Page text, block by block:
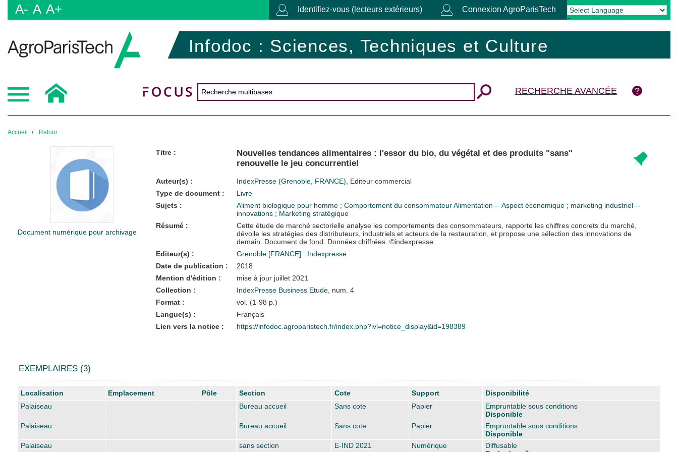
A- A A+ Identifiez-vous (lecteurs extérieurs) Connexion AgroParisTech
Powered by Translate
Infodoc : Sciences, Techniques et Culture
RECHERCHE AVANCÉE
Accueil Retour
Document numérique pour archivage
Titre :
Nouvelles tendances alimentaires : l'essor du bio, du végétal et des produits "sans"
renouvelle le jeu concurrentiel
Auteur(s) : IndexPresse (Grenoble, FRANCE) , Editeur commercial
Type de document :
Livre
Sujets :
Aliment biologique pour homme ; Comportement du consommateurAlimentation -- Aspect économique ; marketing industriel --
innovations ; Marketing stratégique
Résumé :
Cette étude de marché sectorielle analyse les comportements des consommateurs, rapporte les chiffres concrets du marché,
dévoile les stratégies des distributeurs, industriels et acteurs de la restauration, et propose une sélection des innovations de
demain. Document de fond. Données chiffrées. ©indexpresse
Editeur(s) :
Grenoble [FRANCE] : Indexpresse
Date de publication :
2018
Mention d'édition :
mise à jour juillet 2021
Collection :
IndexPresse Business Etude, num. 4
Format :
vol. (1-98 p.)
Langue(s) :
Français
Lien vers la notice :
https://infodoc.agroparistech.fr/index.php?lvl=notice_display&id=198389
EXEMPLAIRES (3)
Liste des exemplaires
Localisation Emplacement Pôle Section Cote Support
Disponibilité
Palaiseau
Bureau accueil Sans cote Papier
Empruntable sous conditions
Disponible
Palaiseau
Bureau accueil Sans cote Papier
Empruntable sous conditions
Disponible
Palaiseau
sans section E-IND 2021 Numérique
Diffusable